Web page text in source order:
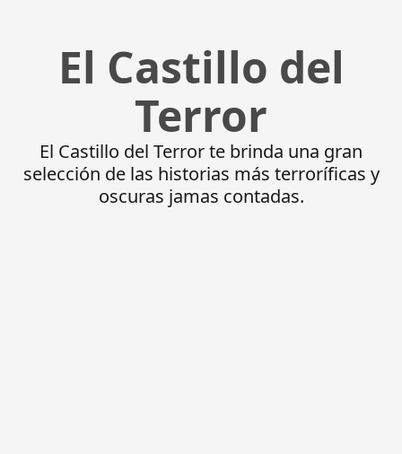
El Castillo del
Terror
El Castillo del Terror te brinda una gran
selección de las historias más terroríficas y
oscuras jamas contadas.